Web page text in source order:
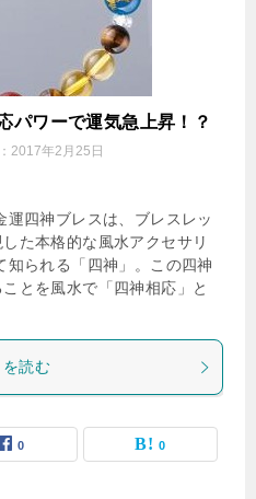
パワーで運気急上昇！？
2017年2月25日
四神ブレスは、ブレスレッ
た本格的な風水アクセサリ
知られる「四神」。この四神
とを風水で「四神相応」と
読む
0 0